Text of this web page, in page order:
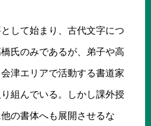
して始まり、古代文字につ
氏のみであるが、弟子や高
津エリアで活動する書道家
組んでいる。しかし課外授
の書体へも展開させるな